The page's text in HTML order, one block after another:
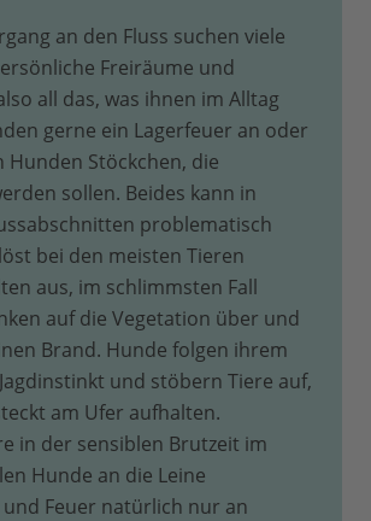
an den Fluss suchen viele
Freiräume und
all das, was ihnen im Alltag
gerne ein Lagerfeuer an oder
Hunden Stöckchen, die
sollen. Beides kann in
problematisch
bei den meisten Tieren
aus, im schlimmsten Fall
auf die Vegetation über und
Brand. Hunde folgen ihrem
und stöbern Tiere auf,
am Ufer aufhalten.
in der sensiblen Brutzeit im
Hunde an die Leine
Feuer natürlich nur an